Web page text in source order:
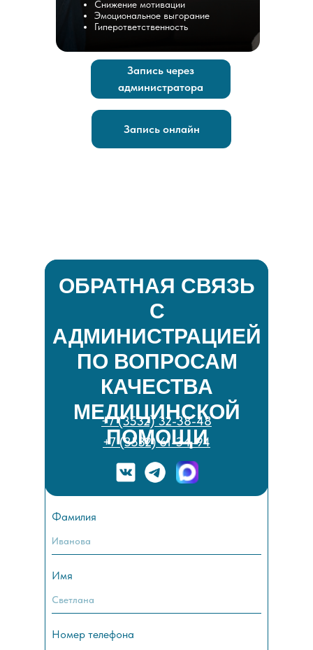
Снижение мотивации
Эмоциональное выгорание
Гиперответственность
Запись онлайн
Запись через
администратора
ОБРАТНАЯ СВЯЗЬ
С
АДМИНИСТРАЦИЕЙ
ПО ВОПРОСАМ
КАЧЕСТВА
МЕДИЦИНСКОЙ
ПОМОЩИ
+7 (3532) 32-38-48
+7 (3532) 61-34-94
Фамилия
Имя
Номер телефона